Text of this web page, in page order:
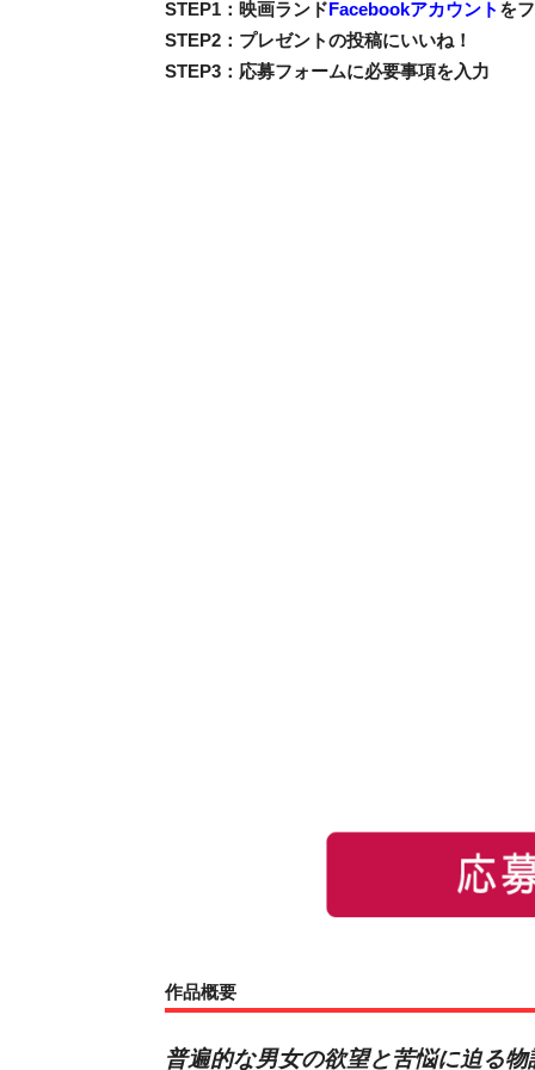
STEP1：映画ランドFacebookアカウント を
STEP2：プレゼントの投稿にいいね！
STEP3：応募フォームに必要事項を入力
作品概要
普遍的な男女の欲望と苦悩に迫る物